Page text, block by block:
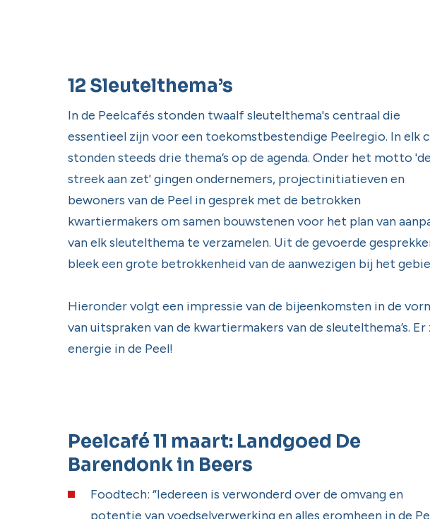
12 Sleutelthema’s
​In de Peelcafés stonden twaalf sleutelthema's centraal die
essentieel zijn voor een toekomstbestendige Peelregio. In elk
stonden steeds drie thema’s op de agenda. Onder het motto 'de
streek aan zet' gingen ondernemers, projectinitiatieven en
bewoners van de Peel in gesprek met de betrokken
kwartiermakers om samen bouwstenen voor het plan van
van elk sleutelthema te verzamelen. Uit de gevoerde
bleek een grote betrokkenheid van de aanwezigen bij het
Hieronder volgt een impressie van de bijeenkomsten in de
van uitspraken van de kwartiermakers van de sleutelthema’s.
energie in de Peel!
Peelcafé 11 maart: Landgoed De
Barendonk in Beers
Foodtech: “Iedereen is verwonderd over de omvang en
potentie van voedselverwerking en alles eromheen in de